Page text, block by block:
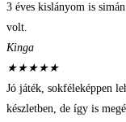
3 éves kislányom is
volt.
Kinga
★★★★★
Jó játék, sokféleképpen
készletben, de így is